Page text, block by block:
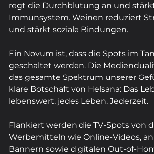
regt die Durchblutung an und
Immunsystem. Weinen reduziert
und stärkt soziale Bindungen.
Ein Novum ist, dass die Spots im
geschaltet werden. Die
das gesamte Spektrum unserer
klare Botschaft von Helsana: Das
lebenswert. jedes Leben. Jederzeit.
Flankiert werden die TV-Spots von
Werbemitteln wie Online-Videos,
Bannern sowie digitalen Out-of-